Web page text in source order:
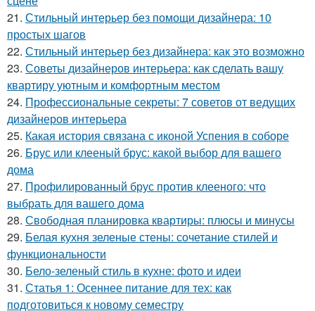
21. Стильный интерьер без помощи дизайнера: 10
простых шагов
22. Стильный интерьер без дизайнера: как это возможно
23. Советы дизайнеров интерьера: как сделать вашу
квартиру уютным и комфортным местом
24. Профессиональные секреты: 7 советов от ведущих
дизайнеров интерьера
25. Какая история связана с иконой Успения в соборе
26. Брус или клееный брус: какой выбор для вашего
дома
27. Профилированный брус против клееного: что
выбрать для вашего дома
28. Свободная планировка квартиры: плюсы и минусы
29. Белая кухня зеленые стены: сочетание стилей и
функциональности
30. Бело-зеленый стиль в кухне: фото и идеи
31. Статья 1: Осеннее питание для тех: как
подготовиться к новому семестру